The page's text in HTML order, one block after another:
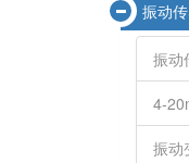
振动
振动
4-
振动